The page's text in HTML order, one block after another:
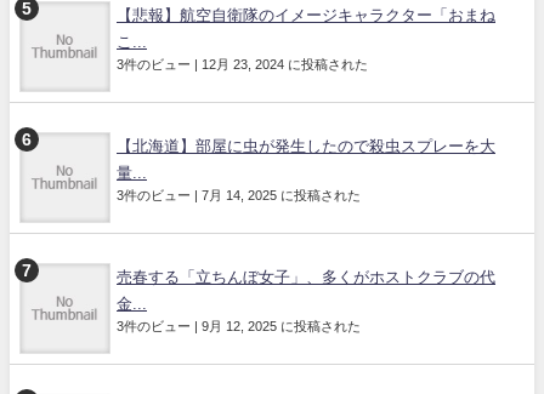
【悲報】航空自衛隊のイメージキャラクター「おまね
こ...
3件のビュー | 12月 23, 2024 に投稿された
【北海道】部屋に虫が発生したので殺虫スプレーを大
量...
3件のビュー | 7月 14, 2025 に投稿された
売春する「立ちんぼ女子」、多くがホストクラブの代
金...
3件のビュー | 9月 12, 2025 に投稿された